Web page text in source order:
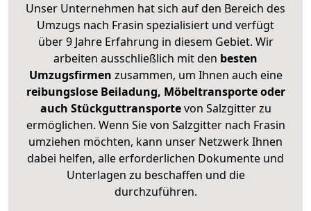
Unser Unternehmen hat sich auf den Bereich des
Umzugs nach Frasin spezialisiert und verfügt
über 9 Jahre Erfahrung in diesem Gebiet. Wir
arbeiten ausschließlich mit den besten
Umzugsfirmen zusammen, um Ihnen auch eine
reibungslose Beiladung, Möbeltransporte oder
auch Stückguttransportevon Salzgitter zu
ermöglichen. Wenn Sie von Salzgitter nach Frasin
umziehen möchten, kann unser Netzwerk Ihnen
dabei helfen, alle erforderlichen Dokumente und
Unterlagen zu beschaffen und die
durchzuführen.